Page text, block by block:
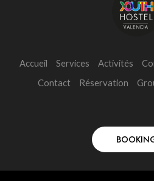
Accueil Services Activités
Contact
Réservation